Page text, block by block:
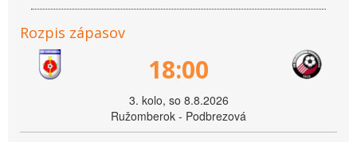
Rozpis zápasov
18:00
3. kolo, so 8.8.2026
Ružomberok - Podbrezová